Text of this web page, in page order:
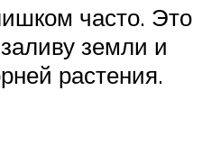
часто. Это
земли и
растения.